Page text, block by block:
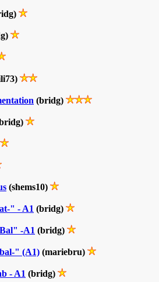
(bridg)
(shems10)
" - A1 (bridg)
-A1 (bridg)
" (A1) (mariebru)
- A1 (bridg)